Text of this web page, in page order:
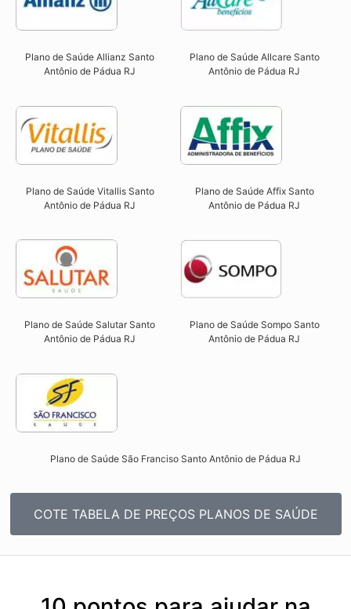
Plano de Saúde Allianz Santo
Antônio de Pádua RJ​
Plano de Saúde Allcare Santo
Antônio de Pádua RJ​
Plano de Saúde Vitallis Santo
Antônio de Pádua RJ​
Plano de Saúde Affix Santo
Antônio de Pádua RJ​
Plano de Saúde Salutar Santo
Antônio de Pádua RJ​
Plano de Saúde Sompo Santo
Antônio de Pádua RJ​
Plano de Saúde São Franciso Santo Antônio de Pádua RJ​
COTE TABELA DE PREÇOS PLANOS DE SAÚDE